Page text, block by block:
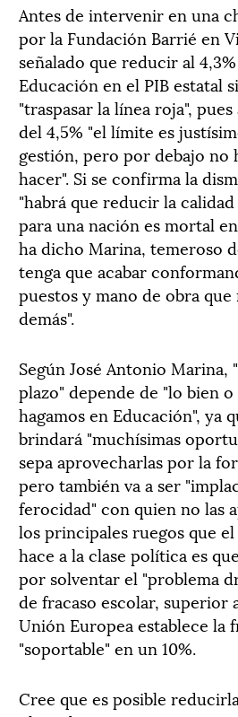
Antes de intervenir en una
por la Fundación Barrié en
señalado que reducir al
Educación en el PIB estatal
"traspasar la línea roja",
del 4,5% "el límite es
gestión, pero por debajo no
hacer". Si se confirma la
"habrá que reducir la
para una nación es mortal
ha dicho Marina, temeroso
tenga que acabar
puestos y mano de obra
demás".
Según José Antonio
plazo" depende de "lo bien
hagamos en Educación", ya
brindará "muchísimas
sepa aprovecharlas por la
pero también va a ser
ferocidad" con quien no las
los principales ruegos que
hace a la clase política es
por solventar el "problema
de fracaso escolar, superior
Unión Europea establece la
"soportable" en un 10%.
Cree que es posible